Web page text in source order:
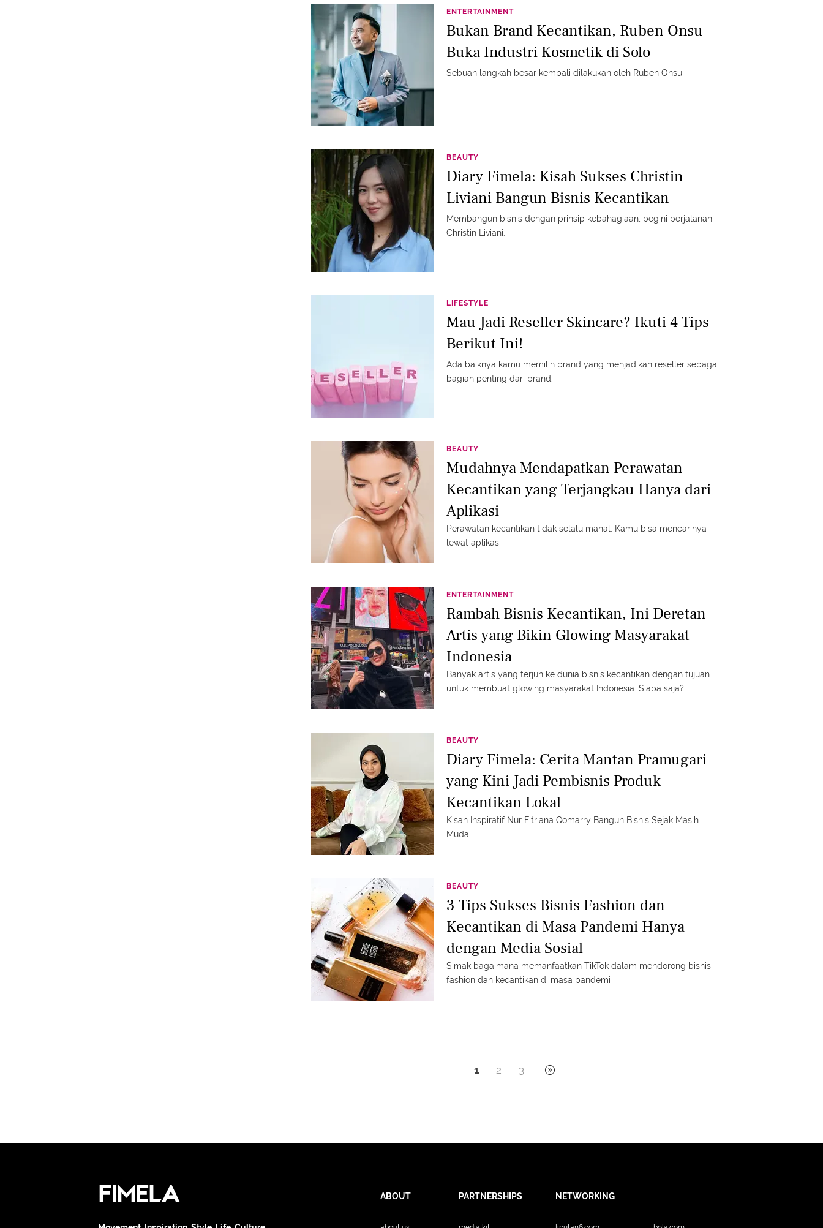
ENTERTAINMENT
Bukan Brand Kecantikan, Ruben Onsu
Buka Industri Kosmetik di Solo
Sebuah langkah besar kembali dilakukan oleh Ruben Onsu
BEAUTY
Diary Fimela: Kisah Sukses Christin
Liviani Bangun Bisnis Kecantikan
Membangun bisnis dengan prinsip kebahagiaan, begini perjalanan
Christin Liviani.
LIFESTYLE
Mau Jadi Reseller Skincare? Ikuti 4 Tips
Berikut Ini!
Ada baiknya kamu memilih brand yang menjadikan reseller sebagai
bagian penting dari brand.
BEAUTY
Mudahnya Mendapatkan Perawatan
Kecantikan yang Terjangkau Hanya dari
Aplikasi
Perawatan kecantikan tidak selalu mahal. Kamu bisa mencarinya
lewat aplikasi
ENTERTAINMENT
Rambah Bisnis Kecantikan, Ini Deretan
Artis yang Bikin Glowing Masyarakat
Indonesia
Banyak artis yang terjun ke dunia bisnis kecantikan dengan tujuan
untuk membuat glowing masyarakat Indonesia. Siapa saja?
BEAUTY
Diary Fimela: Cerita Mantan Pramugari
yang Kini Jadi Pembisnis Produk
Kecantikan Lokal
Kisah Inspiratif Nur Fitriana Qomarry Bangun Bisnis Sejak Masih
Muda
BEAUTY
3 Tips Sukses Bisnis Fashion dan
Kecantikan di Masa Pandemi Hanya
dengan Media Sosial
Simak bagaimana memanfaatkan TikTok dalam mendorong bisnis
fashion dan kecantikan di masa pandemi
1 2 3
ABOUT PARTNERSHIPS NETWORKING